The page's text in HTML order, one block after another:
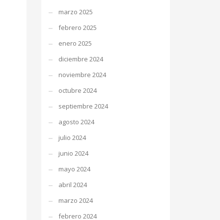
marzo 2025
febrero 2025
enero 2025
diciembre 2024
noviembre 2024
octubre 2024
septiembre 2024
agosto 2024
julio 2024
junio 2024
mayo 2024
abril 2024
marzo 2024
febrero 2024